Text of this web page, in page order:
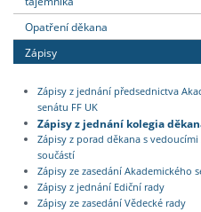
Opatření děkana
Zápisy
Zápisy z jednání předsednictva
senátu FF UK
Zápisy z jednání kolegia
Zápisy z porad děkana s vedoucími
součástí
Zápisy ze zasedání Akademického
Zápisy z jednání Ediční rady
Zápisy ze zasedání Vědecké rady